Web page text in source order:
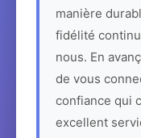
manière
fidélité
nous. En
de vous
confiance qui
excellent